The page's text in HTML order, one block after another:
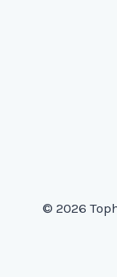
© 2026